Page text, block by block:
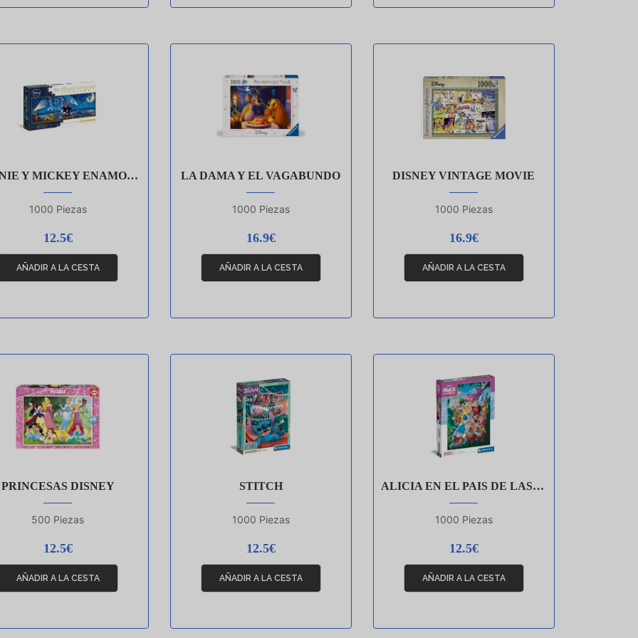
Y MICKEY ENAMORADOS
1000 Piezas
12.5€
LA DAMA Y EL VAGABUNDO
1000 Piezas
16.9€
DISNEY VINTAGE MOVIE
1000 Piezas
16.9€
PRINCESAS DISNEY
500 Piezas
12.5€
STITCH
1000 Piezas
12.5€
ALICIA EN EL PAIS DE LAS MARAVILLAS
1000 Piezas
12.5€